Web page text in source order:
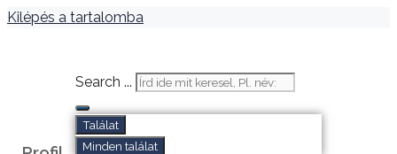
Kilépés a tartalomba
Search ...
Találat
Minden találat